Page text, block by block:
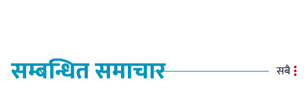
सम्बन्धित समाचार सबै